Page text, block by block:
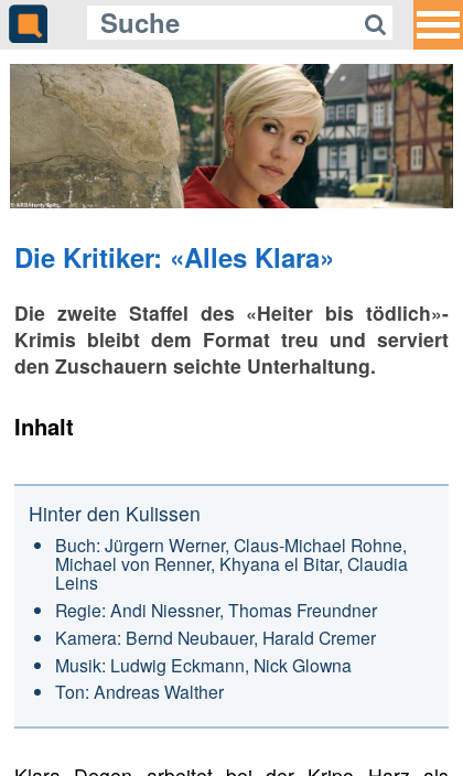
Die Kritiker: «Alles Klara»
Die zweite Staffel des «Heiter bis tödlich»-
Krimis bleibt dem Format treu und serviert
den Zuschauern seichte Unterhaltung.
Inhalt
Hinter den Kulissen
Buch: Jürgern Werner, Claus-Michael Rohne,
Michael von Renner, Khyana el Bitar, Claudia
Leins
Regie: Andi Niessner, Thomas Freundner
Kamera: Bernd Neubauer, Harald Cremer
Musik: Ludwig Eckmann, Nick Glowna
Ton: Andreas Walther